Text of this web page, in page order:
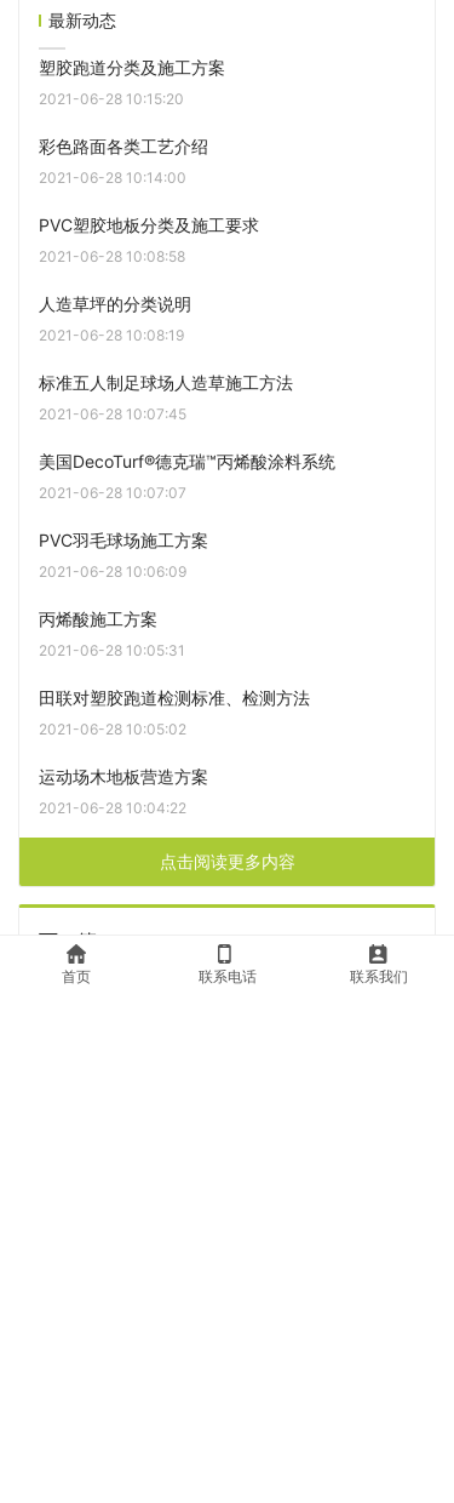
最新动态
塑胶跑道分类及施工方案
2021-06-28 10:15:20
彩色路面各类工艺介绍
2021-06-28 10:14:00
PVC塑胶地板分类及施工要求
2021-06-28 10:08:58
人造草坪的分类说明
2021-06-28 10:08:19
标准五人制足球场人造草施工方法
2021-06-28 10:07:45
美国DecoTurf®德克瑞™丙烯酸涂料系统
2021-06-28 10:07:07
PVC羽毛球场施工方案
2021-06-28 10:06:09
丙烯酸施工方案
2021-06-28 10:05:31
田联对塑胶跑道检测标准、检测方法
2021-06-28 10:05:02
运动场木地板营造方案
2021-06-28 10:04:22
点击阅读更多内容
下一篇
首页 联系电话 联系我们